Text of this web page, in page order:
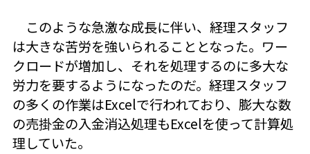
このような急激な成長に伴い、経理スタッフ
は大きな苦労を強いられることとなった。ワー
クロードが増加し、それを処理するのに多大な
労力を要するようになったのだ。経理スタッフ
の多くの作業はExcelで行われており、膨大な数
の売掛金の入金消込処理もExcelを使って計算処
理していた。